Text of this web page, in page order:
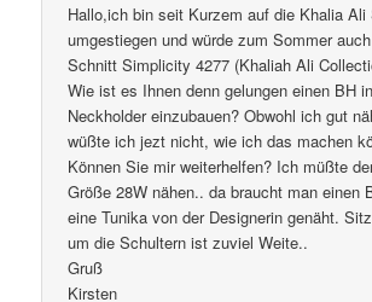
Hallo,ich bin seit Kurzem auf die Khalia Ali
umgestiegen und würde zum Sommer
Schnitt Simplicity 4277 (Khaliah Ali
Wie ist es Ihnen denn gelungen einen BH
Neckholder einzubauen? Obwohl ich gut
wüßte ich jezt nicht, wie ich das machen
Können Sie mir weiterhelfen? Ich müßte
Größe 28W nähen.. da braucht man einen
eine Tunika von der Designerin genäht.
um die Schultern ist zuviel Weite..
Gruß
Kirsten